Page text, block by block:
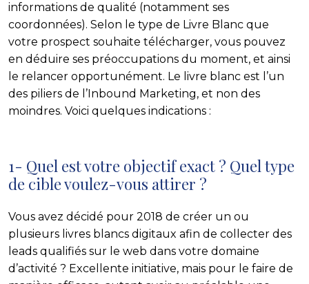
informations de qualité (notamment ses
coordonnées). Selon le type de Livre Blanc que
votre prospect souhaite télécharger, vous pouvez
en déduire ses préoccupations du moment, et ainsi
le relancer opportunément. Le livre blanc est l’un
des piliers de l’Inbound Marketing, et non des
moindres. Voici quelques indications :
1- Quel est votre objectif exact ? Quel type
de cible voulez-vous attirer ?
Vous avez décidé pour 2018 de créer un ou
plusieurs livres blancs digitaux afin de collecter des
leads qualifiés sur le web dans votre domaine
d’activité ? Excellente initiative, mais pour le faire de